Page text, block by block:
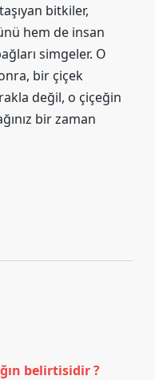
bitkiler,
hem de insan
simgeler. O
bir çiçek
değil, o çiçeğin
bir zaman
belirtisidir ?